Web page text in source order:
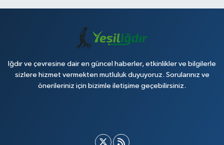
Iğdır ve çevresine dair en güncel haberler, etkinlikler ve bilgilerle
sizlere hizmet vermekten mutluluk duyuyoruz. Sorularınız ve
önerileriniz için bizimle iletişime geçebilirsiniz.